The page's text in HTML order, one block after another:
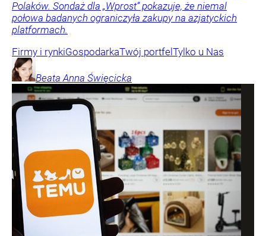
Polaków. Sondaż dla „Wprost” pokazuje, że niemal
połowa badanych ograniczyła zakupy na azjatyckich
platformach.
Firmy i rynkiGospodarkaTwój portfel Tylko u Nas
Beata Anna Święcicka